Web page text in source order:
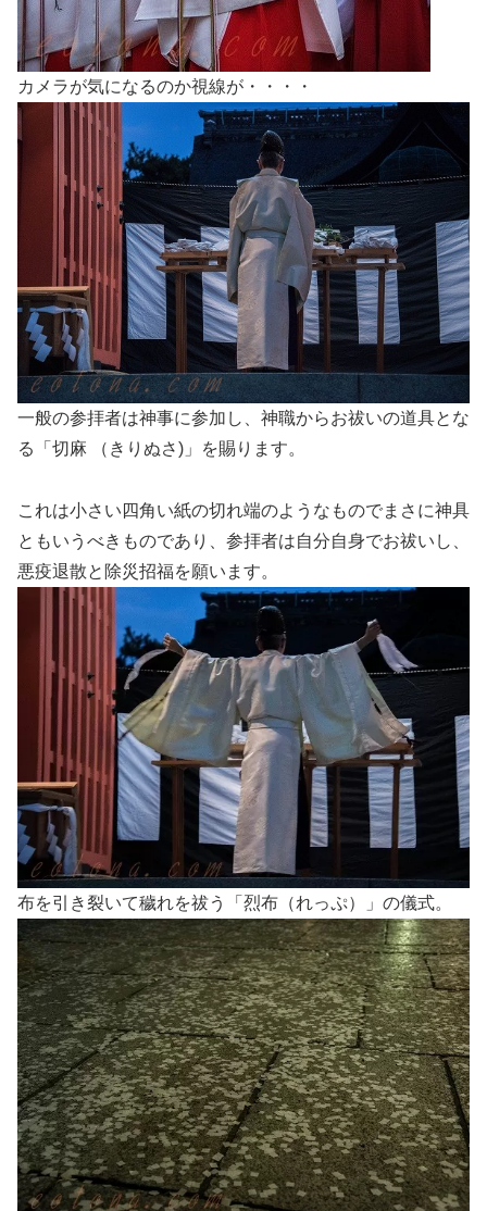
カメラが気になるのか視線が・・・・
一般の参拝者は神事に参加し、神職からお祓いの道具とな
る「切麻 （きりぬさ)」を賜ります。
これは小さい四角い紙の切れ端のようなものでまさに神具
ともいうべきものであり、参拝者は自分自身でお祓いし、
悪疫退散と除災招福を願います。
布を引き裂いて穢れを祓う「烈布（れっぷ）」の儀式。